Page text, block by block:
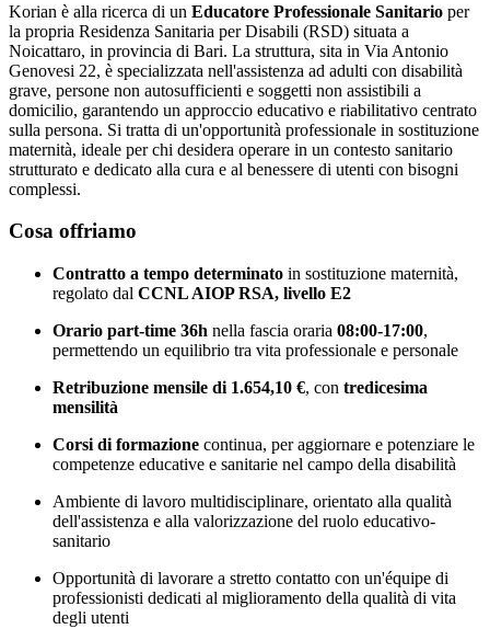
Korian è alla ricerca di un Educatore Professionale Sanitario per
la propria Residenza Sanitaria per Disabili (RSD) situata a
Noicattaro, in provincia di Bari. La struttura, sita in Via Antonio
Genovesi 22, è specializzata nell'assistenza ad adulti con disabilità
grave, persone non autosufficienti e soggetti non assistibili a
domicilio, garantendo un approccio educativo e riabilitativo centrato
sulla persona. Si tratta di un'opportunità professionale in sostituzione
maternità, ideale per chi desidera operare in un contesto sanitario
strutturato e dedicato alla cura e al benessere di utenti con bisogni
complessi.
Cosa offriamo
Contratto a tempo determinato in sostituzione maternità,
regolato dal CCNL AIOP RSA, livello E2
Orario part-time 36h nella fascia oraria 08:00-17:00,
permettendo un equilibrio tra vita professionale e personale
Retribuzione mensile di 1.654,10 €, con tredicesima
mensilità
Corsi di formazione continua, per aggiornare e potenziare le
competenze educative e sanitarie nel campo della disabilità
Ambiente di lavoro multidisciplinare, orientato alla qualità
dell'assistenza e alla valorizzazione del ruolo educativo-
sanitario
Opportunità di lavorare a stretto contatto con un'équipe di
professionisti dedicati al miglioramento della qualità di vita
degli utenti